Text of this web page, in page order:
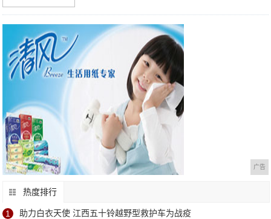
广告
热度排行
1 助力白衣天使 江西五十铃越野型救护车为战疫